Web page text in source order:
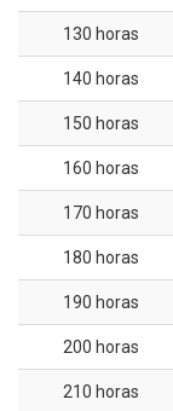
130 horas
140 horas
150 horas
160 horas
170 horas
180 horas
190 horas
200 horas
210 horas